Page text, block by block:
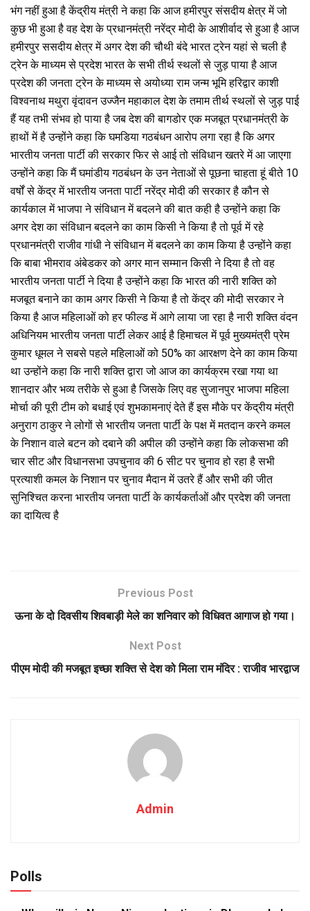
भंग नहीं हुआ है केंद्रीय मंत्री ने कहा कि आज हमीरपुर संसदीय क्षेत्र में जो
कुछ भी हुआ है वह देश के प्रधानमंत्री नरेंद्र मोदी के आशीर्वाद से हुआ है आज
हमीरपुर ससदीय क्षेत्र में अगर देश की चौथी बंदे भारत ट्रेन यहां से चली है
ट्रेन के माध्यम से प्रदेश भारत के सभी तीर्थ स्थलों से जुड़ पाया है आज
प्रदेश की जनता ट्रेन के माध्यम से अयोध्या राम जन्म भूमि हरिद्वार काशी
विश्वनाथ मथुरा वृंदावन उज्जैन महाकाल देश के तमाम तीर्थ स्थलों से जुड़ पाई
हैं यह तभी संभव हो पाया है जब देश की बागडोर एक मजबूत प्रधानमंत्री के
हाथों में है उन्होंने कहा कि घमडिया गठबंधन आरोप लगा रहा है कि अगर
भारतीय जनता पार्टी की सरकार फिर से आई तो संविधान खतरे में आ जाएगा
उन्होंने कहा कि मैं घमांडीय गठबंधन के उन नेताओं से पूछना चाहता हूं बीते 10
वर्षों से केंद्र में भारतीय जनता पार्टी नरेंद्र मोदी की सरकार है कौन से
कार्यकाल में भाजपा ने संविधान में बदलने की बात कही है उन्होंने कहा कि
अगर देश का संविधान बदलने का काम किसी ने किया है तो पूर्व में रहे
प्रधानमंत्री राजीव गांधी ने संविधान में बदलने का काम किया है उन्होंने कहा
कि बाबा भीमराव अंबेडकर को अगर मान सम्मान किसी ने दिया है तो वह
भारतीय जनता पार्टी ने दिया है उन्होंने कहा कि भारत की नारी शक्ति को
मजबूत बनाने का काम अगर किसी ने किया है तो केंद्र की मोदी सरकार ने
किया है आज महिलाओं को हर फील्ड में आगे लाया जा रहा है नारी शक्ति वंदन
अधिनियम भारतीय जनता पार्टी लेकर आई है हिमाचल में पूर्व मुख्यमंत्री प्रेम
कुमार धूमल ने सबसे पहले महिलाओं को 50% का आरक्षण देने का काम किया
था उन्होंने कहा कि नारी शक्ति द्वारा जो आज का कार्यक्रम रखा गया था
शानदार और भव्य तरीके से हुआ है जिसके लिए वह सुजानपुर भाजपा महिला
मोर्चा की पूरी टीम को बधाई एवं शुभकामनाएं देते हैं इस मौके पर केंद्रीय मंत्री
अनुराग ठाकुर ने लोगों से भारतीय जनता पार्टी के पक्ष में मतदान करने कमल
के निशान वाले बटन को दबाने की अपील की उन्होंने कहा कि लोकसभा की
चार सीट और विधानसभा उपचुनाव की 6 सीट पर चुनाव हो रहा है सभी
प्रत्याशी कमल के निशान पर चुनाव मैदान में उतरे हैं और सभी की जीत
सुनिश्चित करना भारतीय जनता पार्टी के कार्यकर्ताओं और प्रदेश की जनता
का दायित्व है
Previous Post
ऊना के दो दिवसीय शिवबाड़ी मेले का शनिवार को विधिवत आगाज हो गया।
Next Post
पीएम मोदी की मजबूत इच्छा शक्ति से देश को मिला राम मंदिर : राजीव भारद्वाज
Admin
Polls